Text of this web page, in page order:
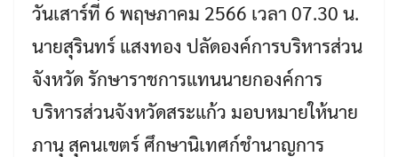
วันเสาร์ที่ 6 พฤษภาคม 2566 เวลา 07.30 น.
นายสุรินทร์ แสงทอง ปลัดองค์การบริหารส่วน
จังหวัด รักษาราชการแทนนายกองค์การ
บริหารส่วนจังหวัดสระแก้ว มอบหมายให้นาย
ภานุ สุคนเขตร์ ศึกษานิเทศก์ชำนาญการ